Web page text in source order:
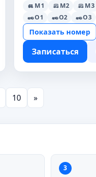
M1 M2 M3
O1
O2 O3
Показать номер
Записаться
10 »
3